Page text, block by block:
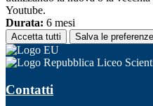
Youtube.
Durata: 6 mesi
Accetta tutti Salva le preferenze
Liceo
Contatti